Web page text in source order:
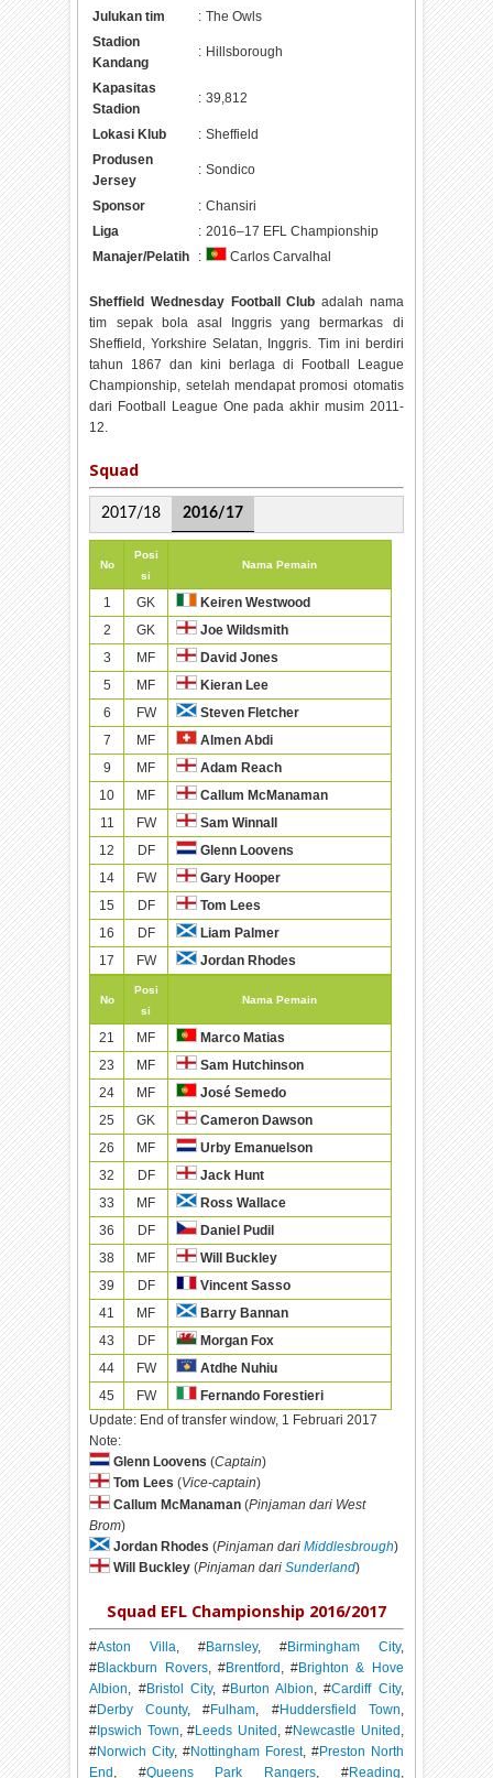
Julukan tim
: The Owls
Stadion
Kandang
: Hillsborough
Kapasitas
Stadion
: 39,812
Lokasi Klub : Sheffield
Produsen
Jersey
: Sondico
Sponsor : Chansiri
Liga
: 2016–17 EFL Championship
Manajer/Pelatih
: Carlos Carvalhal
Sheffield Wednesday Football Club adalah nama
tim sepak bola asal Inggris yang bermarkas di
Sheffield, Yorkshire Selatan, Inggris. Tim ini berdiri
tahun 1867 dan kini berlaga di Football League
Championship, setelah mendapat promosi otomatis
dari Football League One pada akhir musim 2011-
12.
Squad
2017/18 2016/17
No
Posi
si
Nama Pemain
1 GK
Keiren Westwood
2
GK
Joe Wildsmith
3
MF
David Jones
5
MF
Kieran Lee
6
FW
Steven Fletcher
7
MF
Almen Abdi
9
MF
Adam Reach
10
MF
Callum McManaman
11
FW
Sam Winnall
12
DF
Glenn Loovens
14
FW
Gary Hooper
15
DF
Tom Lees
16
DF
Liam Palmer
17
FW Jordan Rhodes
No
Posi
si
Nama Pemain
21 MF
Marco Matias
23
MF
Sam Hutchinson
24
MF
José Semedo
25
GK
Cameron Dawson
26
MF
Urby Emanuelson
32
DF
Jack Hunt
33
MF
Ross Wallace
36
DF
Daniel Pudil
38
MF
Will Buckley
39
DF
Vincent Sasso
41
MF
Barry Bannan
43
DF
Morgan Fox
44
FW
Atdhe Nuhiu
45
FW
Fernando Forestieri
Update: End of transfer window, 1 Februari 2017
Note:
Glenn Loovens (Captain)
Tom Lees (Vice-captain)
Callum McManaman (Pinjaman dari West
Brom)
Jordan Rhodes (Pinjaman dariMiddlesbrough)
Will Buckley (Pinjaman dariSunderland)
Squad EFL Championship 2016/2017
#Aston Villa , #Barnsley, #Birmingham City,
#Blackburn Rovers, #Brentford , #Brighton & Hove
Albion , #Bristol City, #Burton Albion , #Cardiff City,
#Derby County, #Fulham , #Huddersfield Town
#Ipswich Town , #Leeds United , #Newcastle United
#Norwich City, #Nottingham Forest, #Preston North
End , #Queens Park Rangers , #Reading